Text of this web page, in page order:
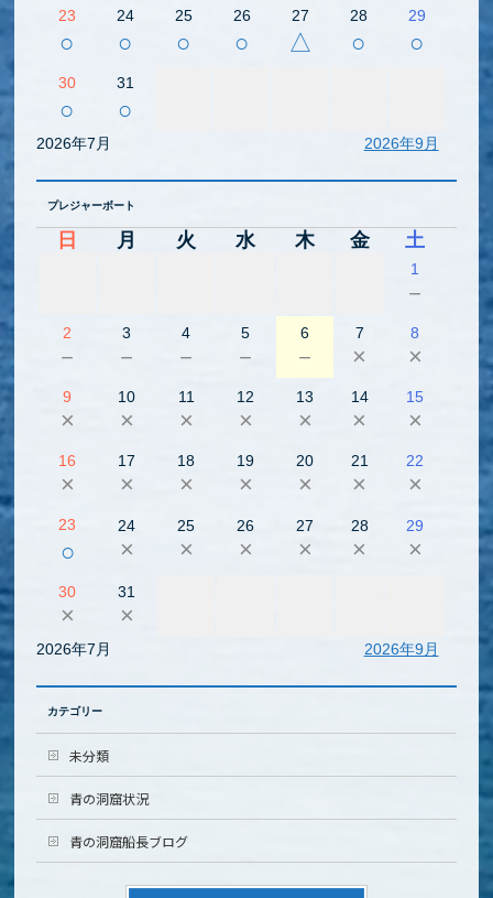
23
○
24
○
25
○
26
○
27
△
28
○
29
○
30
○
31
○
2026年7月 2026年9月
プレジャーボート
日 月 火 水 木 金 土
1
－
2
－
3
－
4
－
5
－
6
－
7
×
8
×
9
×
10
×
11
×
12
×
13
×
14
×
15
×
16
×
17
×
18
×
19
×
20
×
21
×
22
×
23
○
24
×
25
×
26
×
27
×
28
×
29
×
30
×
31
×
2026年7月 2026年9月
カテゴリー
未分類
青の洞窟状況
青の洞窟船長ブログ